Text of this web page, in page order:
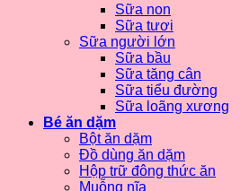
Sữa non
Sữa tươi
Sữa người lớn
Sữa bầu
Sữa tăng cân
Sữa tiểu đường
Sữa loãng xương
Bé ăn dặm
Bột ăn dặm
Đồ dùng ăn dặm
Hộp trữ đông thức ăn
Muỗng nĩa